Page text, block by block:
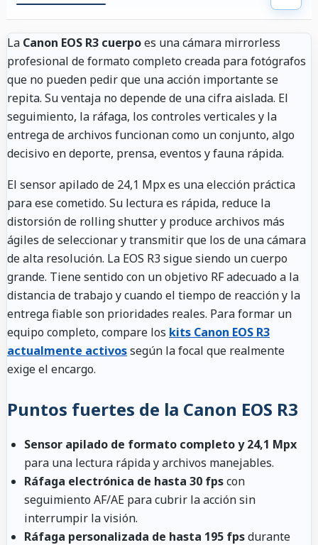
La Canon EOS R3 cuerpoes una cámara mirrorless
profesional de formato completo creada para fotógrafos
que no pueden pedir que una acción importante se
repita. Su ventaja no depende de una cifra aislada. El
seguimiento, la ráfaga, los controles verticales y la
entrega de archivos funcionan como un conjunto, algo
decisivo en deporte, prensa, eventos y fauna rápida.
El sensor apilado de 24,1 Mpx es una elección práctica
para ese cometido. Su lectura es rápida, reduce la
distorsión de rolling shutter y produce archivos más
ágiles de seleccionar y transmitir que los de una cámara
de alta resolución. La EOS R3 sigue siendo un cuerpo
grande. Tiene sentido con un objetivo RF adecuado a la
distancia de trabajo y cuando el tiempo de reacción y la
entrega fiable son prioridades reales. Para formar un
equipo completo, compare los kits Canon EOS R3
actualmente activossegún la focal que realmente
exige el encargo.
Puntos fuertes de la Canon EOS R3
Sensor apilado de formato completo y 24,1 Mpx
para una lectura rápida y archivos manejables.
Ráfaga electrónica de hasta 30 fpscon
seguimiento AF/AE para cubrir la acción sin
interrumpir la visión.
Ráfaga personalizada de hasta 195 fpsdurante